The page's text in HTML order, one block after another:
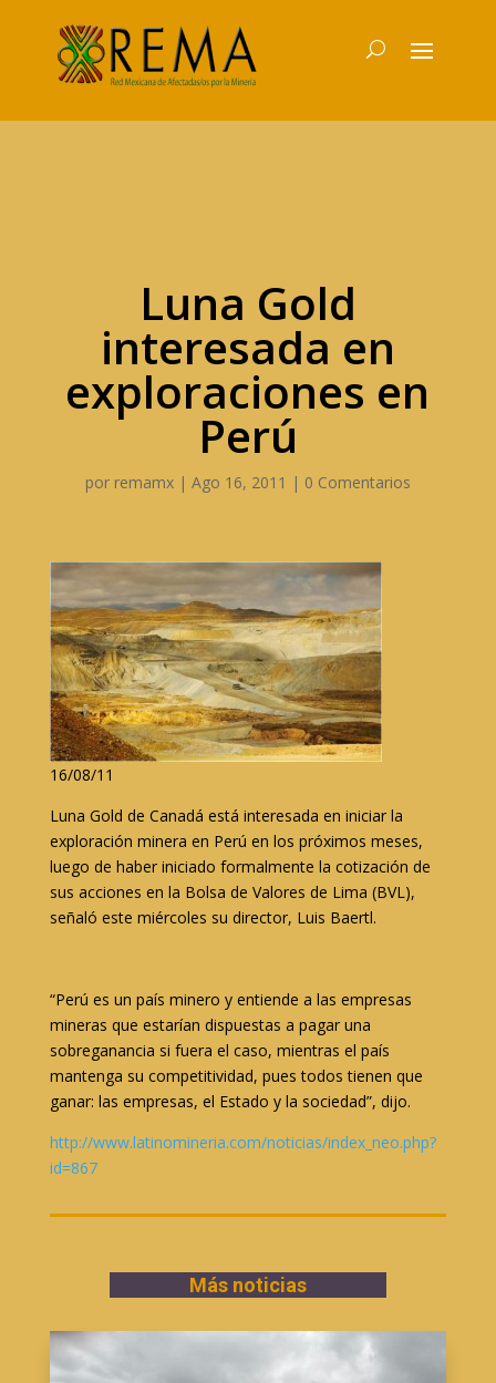
Luna Gold
interesada en
exploraciones en
Perú
por remamx| Ago 16, 2011 | 0 Comentarios
16/08/11
Luna Gold de Canadá está interesada en iniciar la
exploración minera en Perú en los próximos meses,
luego de haber iniciado formalmente la cotización de
sus acciones en la Bolsa de Valores de Lima (BVL),
señaló este miércoles su director, Luis Baertl.
“Perú es un país minero y entiende a las empresas
mineras que estarían dispuestas a pagar una
sobreganancia si fuera el caso, mientras el país
mantenga su competitividad, pues todos tienen que
ganar: las empresas, el Estado y la sociedad”, dijo.
http://www.latinomineria.com/noticias/index_neo.php?
id=867
Más noticias